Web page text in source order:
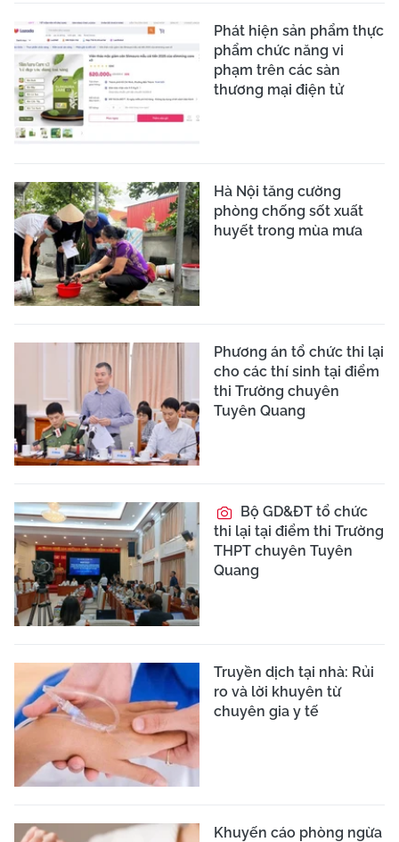
Phát hiện sản phẩm thực
phẩm chức năng vi
phạm trên các sàn
thương mại điện tử
Hà Nội tăng cường
phòng chống sốt xuất
huyết trong mùa mưa
Phương án tổ chức thi lại
cho các thí sinh tại điểm
thi Trường chuyên
Tuyên Quang
Bộ GD&ĐT tổ chức
thi lại tại điểm thi Trường
THPT chuyên Tuyên
Quang
Truyền dịch tại nhà: Rủi
ro và lời khuyên từ
chuyên gia y tế
Khuyến cáo phòng ngừa